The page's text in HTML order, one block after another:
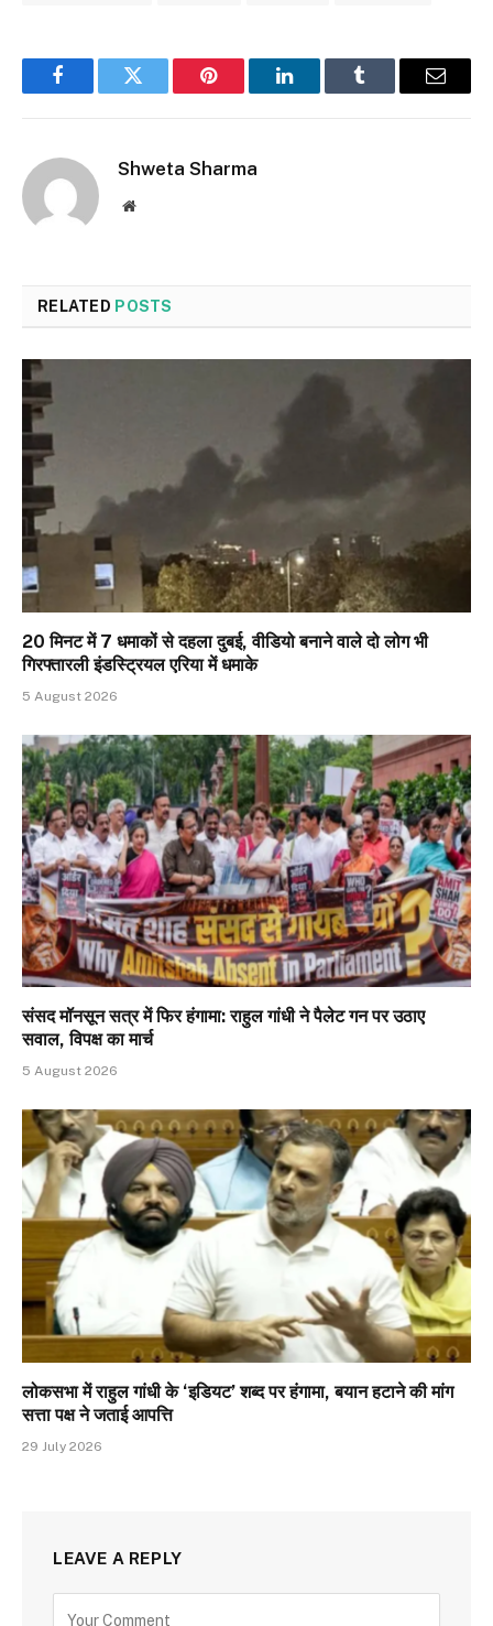
FacebookTwitter Pinterest LinkedInTumblr Email
Shweta Sharma
Website
RELATED POSTS
20 मिनट में 7 धमाकों से दहला दुबई, वीडियो बनाने वाले दो लोग भी
गिरफ्तारली इंडस्ट्रियल एरिया में धमाके
5 August 2026
संसद मॉनसून सत्र में फिर हंगामा: राहुल गांधी ने पैलेट गन पर उठाए
सवाल, विपक्ष का मार्च
5 August 2026
लोकसभा में राहुल गांधी के ‘इडियट’ शब्द पर हंगामा, बयान हटाने की मांग
सत्ता पक्ष ने जताई आपत्ति
29 July 2026
LEAVE A REPLY